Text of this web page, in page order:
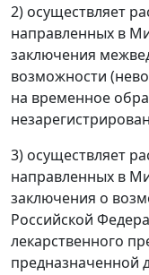
2) осуществляет
направленных в
заключения
возможности
на временное
3) осуществляет
направленных в
заключения о
Российской
лекарственного
предназначенной